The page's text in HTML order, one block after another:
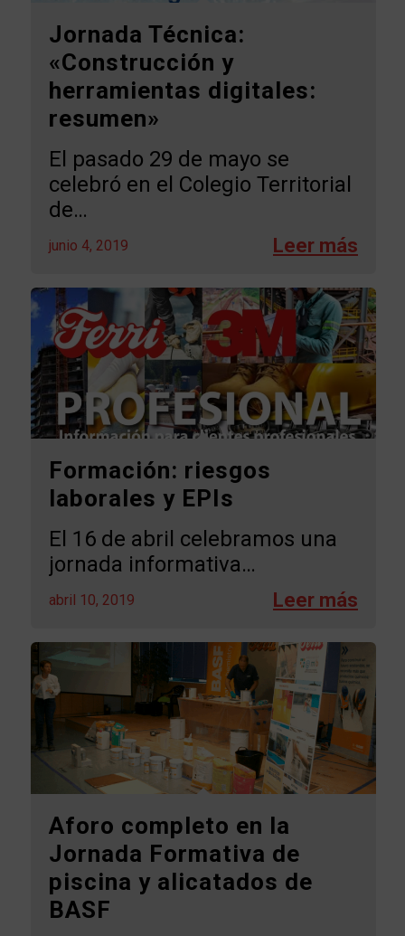
Jornada Técnica:
«Construcción y
herramientas digitales:
resumen»
El pasado 29 de mayo se
celebró en el Colegio Territorial
de…
junio 4, 2019
Formación: riesgos
laborales y EPIs
El 16 de abril celebramos una
jornada informativa…
abril 10, 2019
Aforo completo en la
Jornada Formativa de
piscina y alicatados de
BASF